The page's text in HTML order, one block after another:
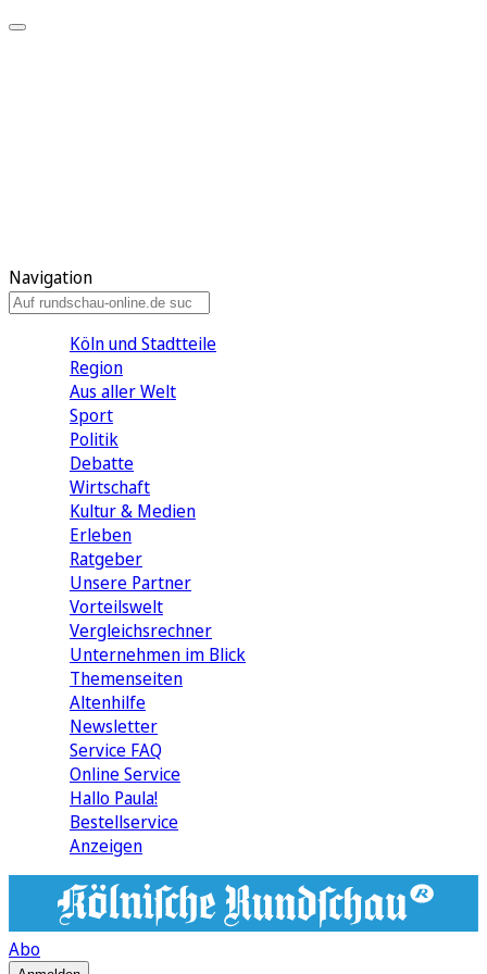
Navigation
Köln und Stadtteile
Region
Aus aller Welt
Sport
Politik
Debatte
Wirtschaft
Kultur & Medien
Erleben
Ratgeber
Unsere Partner
Vorteilswelt
Vergleichsrechner
Unternehmen im Blick
Themenseiten
Altenhilfe
Newsletter
Service FAQ
Online Service
Hallo Paula!
Bestellservice
Anzeigen
Abo